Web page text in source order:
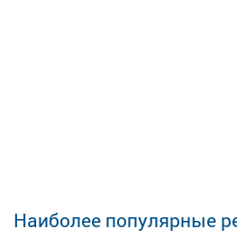
Наиболее популярные